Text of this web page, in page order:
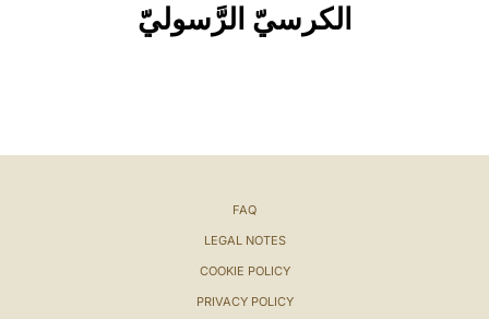
الكرسيّ الرَّسوليّ
FAQ
LEGAL NOTES
COOKIE POLICY
PRIVACY POLICY